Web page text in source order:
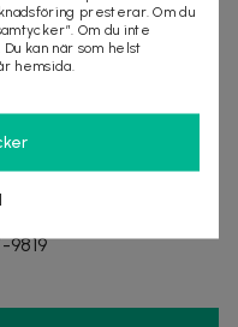
presterar. Om du
Om du inte
kan när som helst
hemsida.